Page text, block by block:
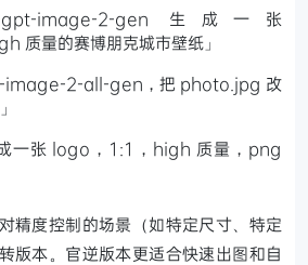
image-2-gen 生成一张
质量的赛博朋克城市壁纸」
image-2-all-gen，把 photo.jpg 改
一张 logo，1:1，high 质量，png
精度控制的场景（如特定尺寸、特定
版本。官逆版本更适合快速出图和自